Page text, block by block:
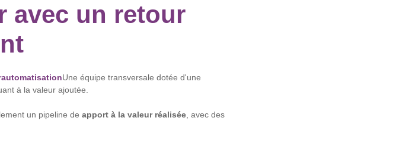
avec un retour
Une équipe transversale dotée d'une
à la valeur ajoutée.
un pipeline de apport à la valeur réalisée , avec des